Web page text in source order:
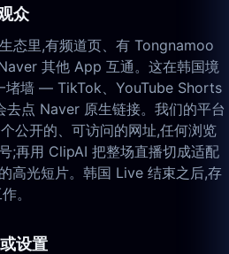
众
态里,有频道页、有 Tongnamoo
其他 App 互通。这在韩国境
堵墙 — TikTok、YouTube Shorts
点 Naver 原生链接。我们的平台
公开的、可访问的网址,任何浏览
;再用 ClipAI 把整场直播切成适配
高光短片。韩国 Live 结束之后,存
。
设置